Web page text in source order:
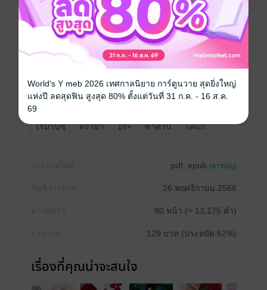
ข้อเสนอทำให้ใบหน้าของอิทธิพลแดงก่ำ มองผู้หญิงที่เพิ่ง
ทราบว่าเป็นป้าของแต้มขวัญด้วยแววตาโชนแสง ยาม
โกรธใบหน้าที่มีแผลเป็นก็ยิ่งเกร็งเห็นเป็นรอยเด่นชัด
"เรียกแพงนะครับ แต่เอาเถอะทางฝ่ายคุณเสนอมาผมก็รับ
แต่รับแค่เงื่อนไขจดทะเบียน ส่วนการจัดงานแต่งคงให้ไม่
หากเมื่อไตร่ตรองอีกทีก็ไร้ข้อโต้แย้ง
"ก็ได้ค่ะ แค่จดทะเบียนก็พอ"
โรมานซ์ ดรามา 18+ ซาตาน โคแก่
pdf, epub (สารบัญ)
26 พฤศจิกายน 2566
80 หน้า (≈ 13,175 คำ)
129 บาท (ประหยัด 62%)
เรื่องที่คุณน่าจะสนใจ
World's Y meb 2026 เทศกาลนิยาย การ์ตูนวาย สุดยิ่งใหญ่
แห่งปี ลดสุดฟิน สูงสุด 80% ตั้งแต่วันที่ 31 ก.ค. - 16 ส.ค.
69